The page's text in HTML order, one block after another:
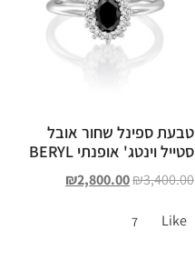
טבעת ספינל שחור אובל
סטייל וינטג' אופנתי BERYL
₪3,400.00
₪2,800.00
Like
7